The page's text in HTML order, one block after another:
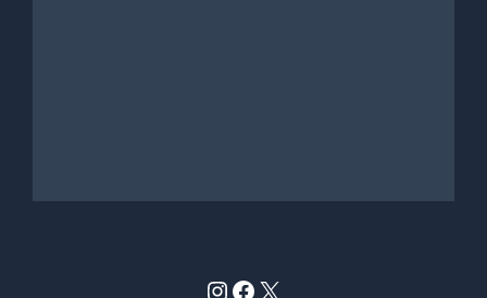
Instagram
Facebook
X